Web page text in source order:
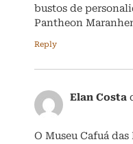
bustos de
Pantheon
Reply
Elan Costa
O Museu Cafuá